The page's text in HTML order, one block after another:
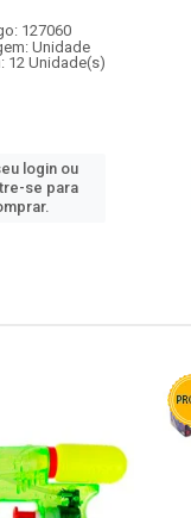
127060
Unidade
12 Unidade(s)
login ou
se para